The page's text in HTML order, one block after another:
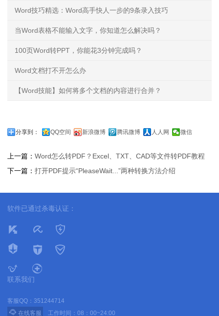
Word技巧精选：Word高手快人一步的9条录入技巧
当Word表格不能输入文字，你知道怎么解决吗？
100页Word转PPT，你能花3分钟完成吗？
Word文档打不开怎么办
【Word技能】如何将多个文档的内容进行合并？
分享到： QQ空间 新浪微博 腾讯微博 人人网 微信
上一篇： Word怎么转PDF？Excel、TXT、CAD等文件转PDF教程
下一篇： 打开PDF提示“PleaseWait...”两种转换方法介绍
软件已通过杀毒认证：
联系我们
客服QQ：351244714
 在线客服 工作时间：08：00~24:00